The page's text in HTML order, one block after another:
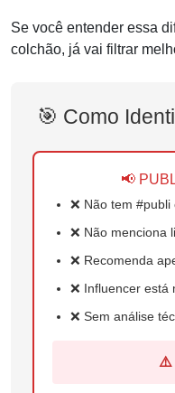
Se você entender essa
colchão, já vai filtrar
🎯 Como
📢
❌ Não tem
❌ Não menciona
❌ Recomenda
❌ Influencer está
❌ Sem análise
⚠️